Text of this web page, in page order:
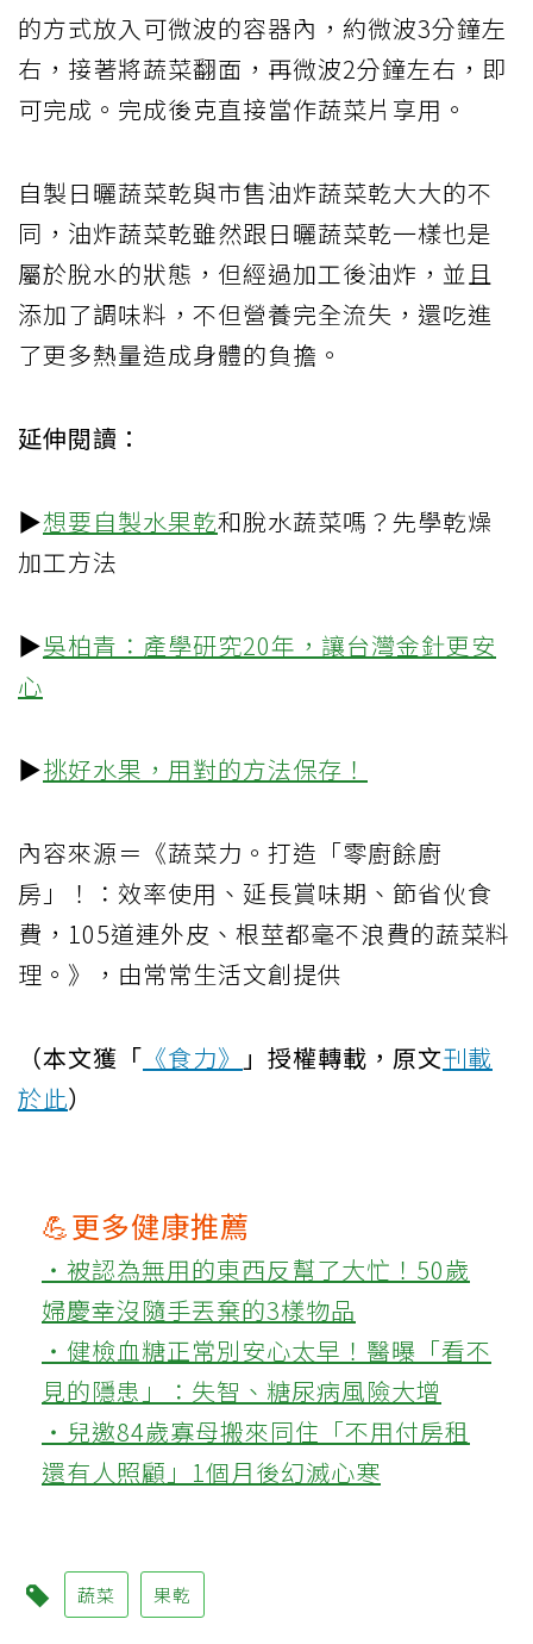
的方式放入可微波的容器內，約微波3分鐘左
右，接著將蔬菜翻面，再微波2分鐘左右，即
可完成。完成後克直接當作蔬菜片享用。
自製日曬蔬菜乾與市售油炸蔬菜乾大大的不
同，油炸蔬菜乾雖然跟日曬蔬菜乾一樣也是
屬於脫水的狀態，但經過加工後油炸，並且
添加了調味料，不但營養完全流失，還吃進
了更多熱量造成身體的負擔。
延伸閱讀：
▶想要自製水果乾和脫水蔬菜嗎？先學乾燥
加工方法
▶吳柏青：產學研究20年，讓台灣金針更安
心
▶挑好水果，用對的方法保存！
內容來源＝《蔬菜力。打造「零廚餘廚
房」！：效率使用、延長賞味期、節省伙食
費，105道連外皮、根莖都毫不浪費的蔬菜料
理。》，由常常生活文創提供
（本文獲「 《食力》 」授權轉載，原文刊載
於此）
💪更多健康推薦
‧被認為無用的東西反幫了大忙！50歲
婦慶幸沒隨手丟棄的3樣物品
‧健檢血糖正常別安心太早！醫曝「看不
見的隱患」：失智、糖尿病風險大增
‧兒邀84歲寡母搬來同住「不用付房租
還有人照顧」1個月後幻滅心寒
蔬菜 果乾